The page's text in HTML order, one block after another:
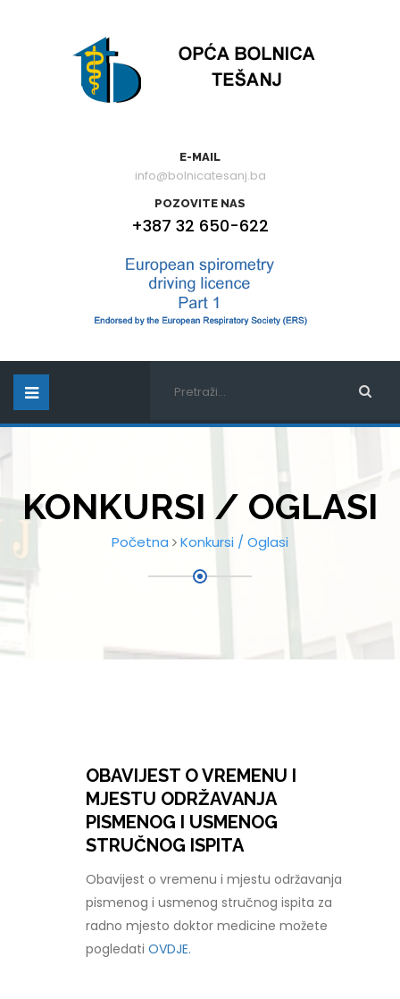
E-MAIL
info@bolnicatesanj.ba
POZOVITE NAS
+387 32 650-622
KONKURSI / OGLASI
Početna Konkursi / Oglasi
OBAVIJEST O VREMENU I
MJESTU ODRŽAVANJA
PISMENOG I USMENOG
STRUČNOG ISPITA
Obavijest o vremenu i mjestu održavanja
pismenog i usmenog stručnog ispita za
radno mjesto doktor medicine možete
pogledatiOVDJE.